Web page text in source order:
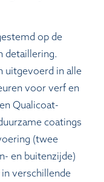
op de
detaillering.
uitgevoerd in alle
voor verf en
Qualicoat-
coatings
(twee
en buitenzijde)
verschillende